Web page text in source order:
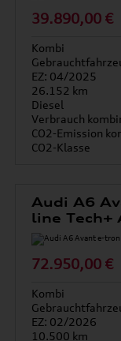
39.890,00 €
Kombi
EZ: 04/2025
26.152 km
Diesel
Verbrauch
CO2-Emission
CO2-Klasse
Audi A6
line Tech+
72.950,00 €
Kombi
EZ: 02/2026
10.500 km